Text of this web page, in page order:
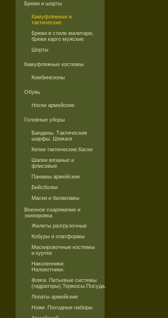
Брюки и шорты
Камуфляжные и
тактические
Брюки в стиле милитари,
брюки карго мужские
Шорты
Камуфляжные костюмы
Комбинезоны
Обувь
Носки армейские
Головные уборы
Банданы. Тактические
шарфы. Шемаги
Кепки тактические.Каски
Шапки вязаные и
флисовые
Панамы армейские
Бейсболки
Маски и балаклавы
Военное снаряжение и
экипировка
Жилеты разгрузочные
Кобуры и платформы
Маскировочные костюмы
и куртки
Наколенники.
Налокотники.
Фляги. Питьевые системы
(гидраторы).Термосы.Посуда.
Лопаты армейские
Ножи. Походные наборы